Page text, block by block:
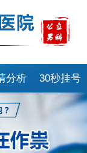
分析 30秒挂号